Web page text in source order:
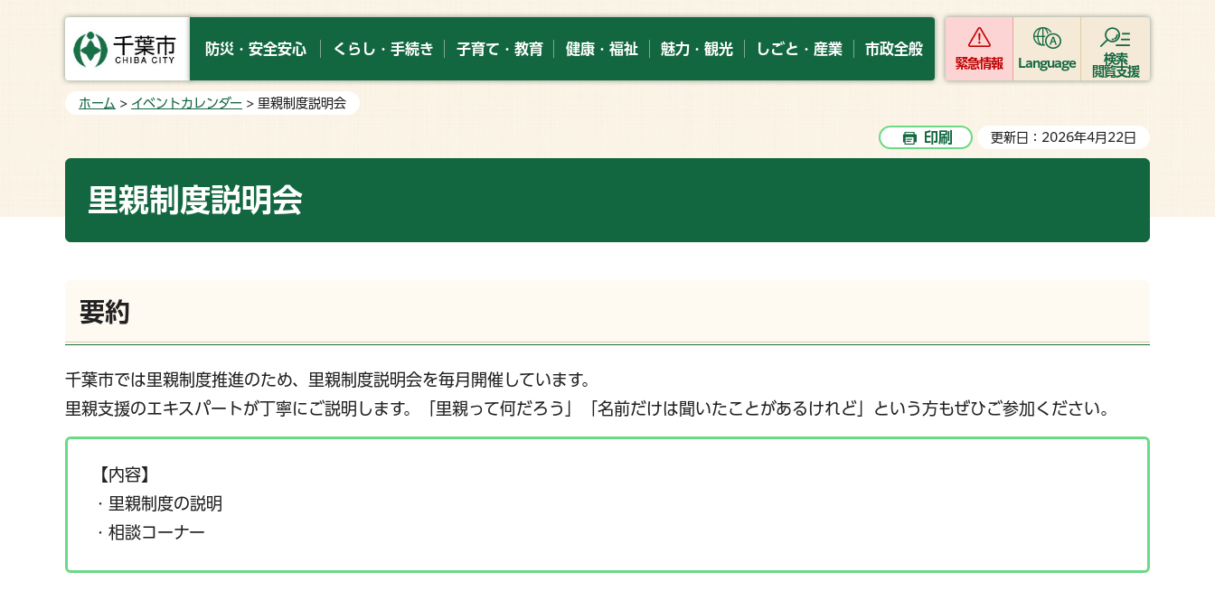
防災・安全安心 くらし・手続き 子育て・教育 健康・福祉 魅力・観光 しごと・産業 市政全般
緊急情報 Language
検索
閲覧支援
ホーム > イベントカレンダー > 里親制度説明会
印刷 更新日：2026年4月22日
里親制度説明会
要約
千葉市では里親制度推進のため、里親制度説明会を毎月開催しています。
里親支援のエキスパートが丁寧にご説明します。「里親って何だろう」「名前だけは聞いたことがあるけれど」という方もぜひご参加ください。
【内容】
・里親制度の説明
・相談コーナー